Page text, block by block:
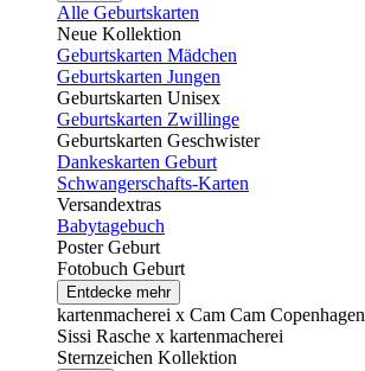
Alle Geburtskarten
Neue Kollektion
Geburtskarten Mädchen
Geburtskarten Jungen
Geburtskarten Unisex
Geburtskarten Zwillinge
Geburtskarten Geschwister
Dankeskarten Geburt
Schwangerschafts-Karten
Versandextras
Babytagebuch
Poster Geburt
Fotobuch Geburt
Entdecke mehr
kartenmacherei x Cam Cam Copenhagen
Sissi Rasche x kartenmacherei
Sternzeichen Kollektion